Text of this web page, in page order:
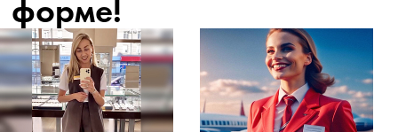
форме!